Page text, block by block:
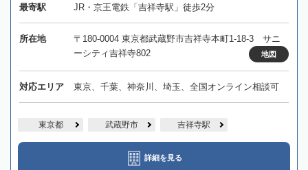
最寄駅 JR・京王電鉄「吉祥寺駅」徒歩2分
所在地
〒180-0004 東京都武蔵野市吉祥寺本町1-18-3 サニ
ーシティ吉祥寺802
地図
対応エリア 東京、千葉、神奈川、埼玉、全国オンライン相談可
東京都 武蔵野市 吉祥寺駅
詳細を見る